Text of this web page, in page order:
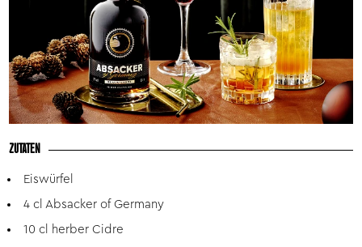
ZUTATEN
Eiswürfel
4 cl Absacker of Germany
10 cl herber Cidre